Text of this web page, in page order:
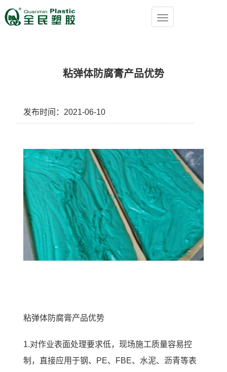
粘弹体防腐膏产品优势
发布时间：2021-06-10
粘弹体防腐膏产品优势
1.对作业表面处理要求低，现场施工质量容易控
制， 直接应用于钢、 PE、FBE、水泥、沥青等表